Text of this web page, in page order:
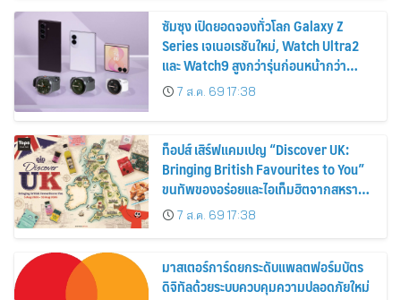
ซัมซุง เปิดยอดจองทั่วโลก Galaxy Z
Series เจเนอเรชันใหม่, Watch Ultra2
และ Watch9 สูงกว่ารุ่นก่อนหน้ากว่า
30%7 ส.ค. 69 17:38
ท็อปส์ เสิร์ฟแคมเปญ “Discover UK:
Bringing British Favourites to You”
ขนทัพของอร่อยและไอเท็มฮิตจากสหราช
อาณาจักร ส่งตรงถึงมือตั้งแต่วันนี้ – 18
สิงหาคมนี้
7 ส.ค. 69 17:38
มาสเตอร์การ์ดยกระดับแพลตฟอร์มบัตร
ดิจิทัลด้วยระบบควบคุมความปลอดภัยใหม่